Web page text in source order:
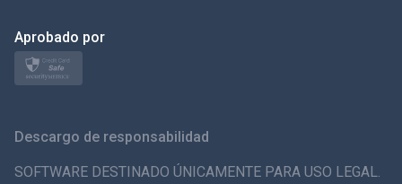
日本
ภาษาไทย
Aprobado por
Descargo de responsabilidad
SOFTWARE DESTINADO ÚNICAMENTE PARA USO LEGAL.